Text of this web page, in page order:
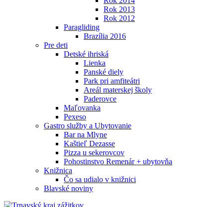
Rok 2013
Rok 2012
Paragliding
Brazília 2016
Pre deti
Detské ihriská
Lienka
Panské diely
Park pri amfiteátri
Areál materskej školy
Paderovce
Maľovanka
Pexeso
Gastro služby a Ubytovanie
Bar na Mlyne
Kaštieľ Dezasse
Pizza u sekerovcov
Pohostinstvo Remenár + ubytovňa
Knižnica
Čo sa udialo v knižnici
Blavské noviny